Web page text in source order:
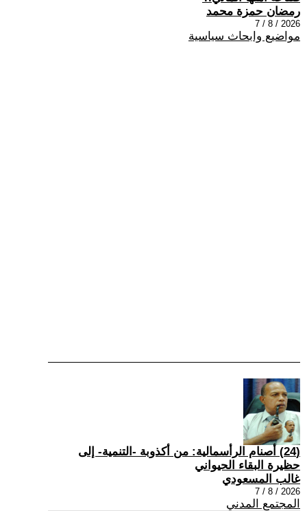
رمضان حمزة محمد
2026 / 8 / 7
مواضيع وابحاث سياسية
(24) أصنام الرأسمالية: من أكذوبة -التنمية- إلى
حظيرة البقاء الحيواني
غالب المسعودي
2026 / 8 / 7
المجتمع المدني